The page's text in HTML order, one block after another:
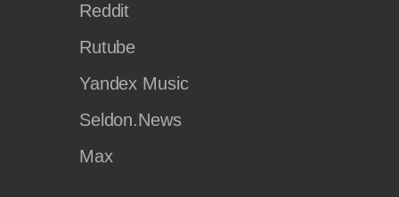
Reddit
Rutube
Yandex Music
Seldon.News
Max